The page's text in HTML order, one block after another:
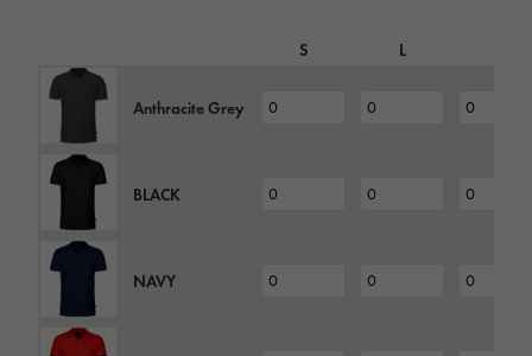
S L
Anthracite Grey
BLACK
NAVY